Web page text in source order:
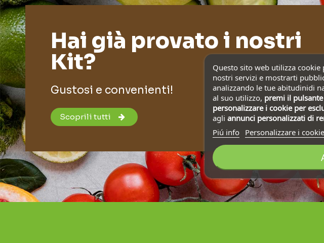
Hai già provato i nostri
Kit?
Gustosi e convenienti!
Scoprili tutti
Questo sito web utilizza
nostri servizi e mostrarti
analizzando le tue abitudinidi
al suo utilizzo, premi il
personalizzare i cookie per
agli annunci personalizzati di
Piú info
Personalizzare i cookie